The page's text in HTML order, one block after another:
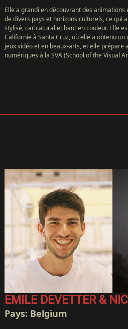
Elle a grandi en découvrant des
de divers pays et horizons culturels, ce qui
stylisé, caricatural et haut en couleur. Elle
Californie à Santa Cruz, où elle a obtenu
jeux vidéo et en beaux-arts, et elle prépare
numériques à la SVA (School of the Visual
EMILE DEVETTER &
Pays: Belgium